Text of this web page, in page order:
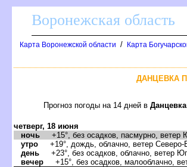
оронежская область
Карта Воронежской области / Карта
ДАНЦЕВКА
Прогноз погоды на 14 дней Данцевка
четверг, 18 июня
ночь +15°, без осадков, пасмурно, ветер
утро +19°, дождь, облачно, ветер Северо-
день +23°, без осадков, облачно, ветер
ечер +15°, без осадков, малооблачно,